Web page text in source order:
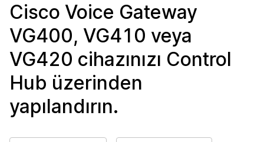
Cisco Voice Gateway
VG400, VG410 veya
VG420 cihazınızı Control
Hub üzerinden
yapılandırın.